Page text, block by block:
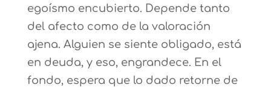
egoísmo encubierto. Depende tanto
del afecto como de la valoración
ajena. Alguien se siente obligado, está
en deuda, y eso, engrandece. En el
fondo, espera que lo dado retorne de